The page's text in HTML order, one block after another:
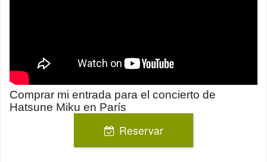
Comprar mi entrada para el concierto de
Hatsune Miku en París
Reservar